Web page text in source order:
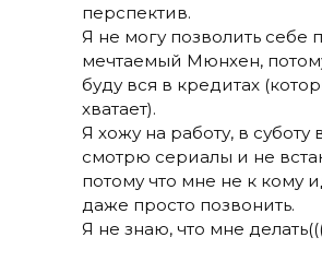
перспектив.
Я не могу позволить себе
мечтаемый Мюнхен,
буду вся в кредитах
хватает).
Я хожу на работу, в суботу
смотрю сериалы и не
потому что мне не к кому
даже просто позвонить.
Я не знаю, что мне